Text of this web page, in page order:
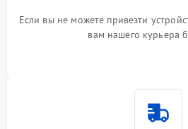
Если вы не можете привезти
вам нашего курьера